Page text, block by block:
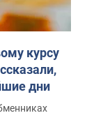
курсу
дни